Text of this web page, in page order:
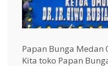
Papan Bunga Medan
Kita toko Papan